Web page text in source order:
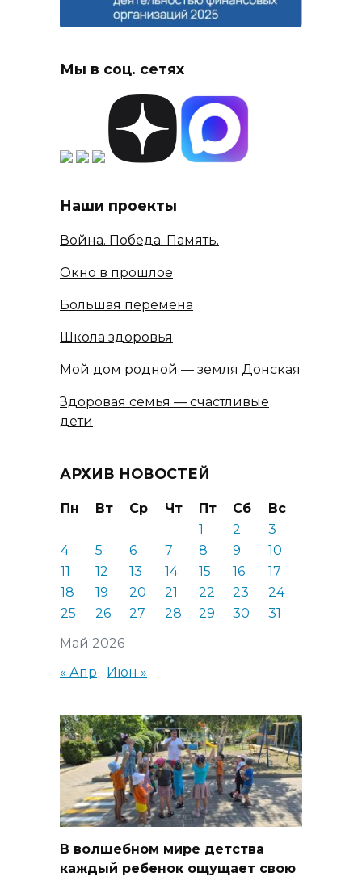
Мы в соц. сетях
Наши проекты
Война. Победа. Память.
Окно в прошлое
Большая перемена
Школа здоровья
Мой дом родной — земля Донская
Здоровая семья — счастливые
дети
АРХИВ НОВОСТЕЙ
Май 2026
Пн Вт Ср Чт Пт Сб
Вс
1
2
3
4
5 6 7 8 9
10
11
12 13 14 15 16
17
18
19 20 21 22 23
24
25
26 27 28 29 30 31
« Апр Июн »
В волшебном мире детства
каждый ребенок ощущает свою